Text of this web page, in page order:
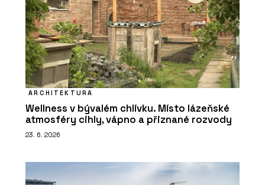
ARCHITEKTURA
Wellness v bývalém chlívku. Místo lázeňské
atmosféry cihly, vápno a přiznané rozvody
23. 6. 2026